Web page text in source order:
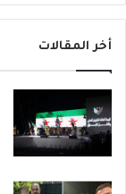
أخر المقالات